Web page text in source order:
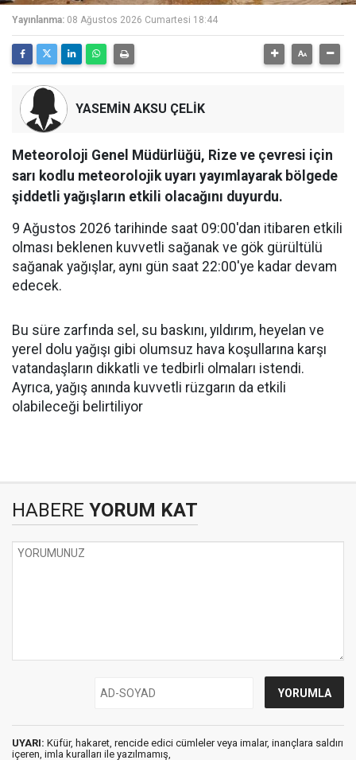
Yayınlanma: 08 Ağustos 2026 Cumartesi 18:44
YASEMİN AKSU ÇELİK
Meteoroloji Genel Müdürlüğü, Rize ve çevresi için
sarı kodlu meteorolojik uyarı yayımlayarak bölgede
şiddetli yağışların etkili olacağını duyurdu.
9 Ağustos 2026 tarihinde saat 09:00'dan itibaren etkili
olması beklenen kuvvetli sağanak ve gök gürültülü
sağanak yağışlar, aynı gün saat 22:00'ye kadar devam
edecek.
Bu süre zarfında sel, su baskını, yıldırım, heyelan ve
yerel dolu yağışı gibi olumsuz hava koşullarına karşı
vatandaşların dikkatli ve tedbirli olmaları istendi.
Ayrıca, yağış anında kuvvetli rüzgarın da etkili
olabileceği belirtiliyor
HABERE YORUM KAT
UYARI: Küfür, hakaret, rencide edici cümleler veya imalar, inançlara saldırı
içeren, imla kuralları ile yazılmamış,